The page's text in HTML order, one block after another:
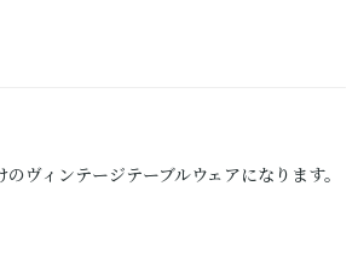
ヴィンテージテーブルウェアになります。